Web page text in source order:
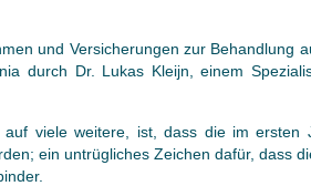
und Versicherungen zur Behandlung
durch Dr. Lukas Kleijn, einem
viele weitere, ist, dass die im ersten
ein untrügliches Zeichen dafür, dass